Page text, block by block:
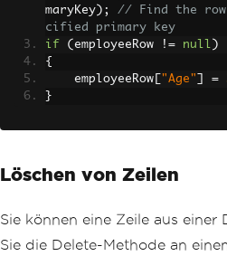
maryKey );
// Find the
cified primary key
if
( employeeRow != null )
{
    employeeRow
"Age" =
}
Löschen von Zeilen
Sie können eine Zeile aus einer
Sie die Delete-Methode an